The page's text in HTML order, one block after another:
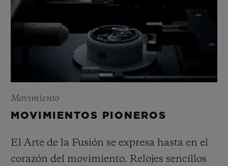
Movimiento
MOVIMIENTOS PIONEROS
El Arte de la Fusión se expresa hasta en el
corazón del movimiento. Relojes sencillos